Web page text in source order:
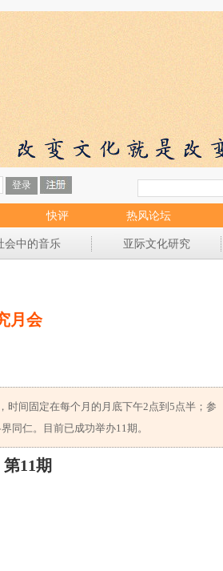
快评 热风论坛
会中的音乐 亚际文化研究
月会
时间固定在每个月的月底下午2点到5点半；参
同仁。目前已成功举办11期。
11期